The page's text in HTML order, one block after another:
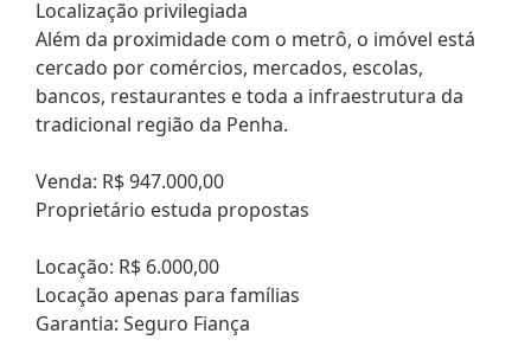
Localização privilegiada
Além da proximidade com o metrô, o imóvel está
cercado por comércios, mercados, escolas,
bancos, restaurantes e toda a infraestrutura da
tradicional região da Penha.
Venda: R$ 947.000,00
Proprietário estuda propostas
Locação: R$ 6.000,00
Locação apenas para famílias
Garantia: Seguro Fiança